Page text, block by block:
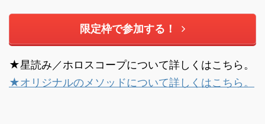
限定枠で参加する！
★星読み／ホロスコープについて詳しくはこちら。
★オリジナルのメソッドについて詳しくはこちら。